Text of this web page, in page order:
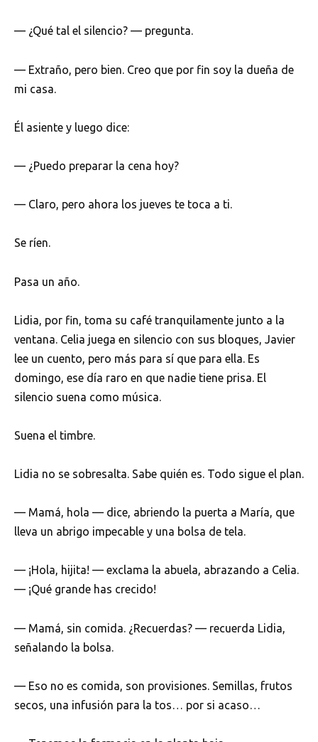
— ¿Qué tal el silencio? — pregunta.
— Extraño, pero bien. Creo que por fin soy la dueña de
mi casa.
Él asiente y luego dice:
— ¿Puedo preparar la cena hoy?
— Claro, pero ahora los jueves te toca a ti.
Se ríen.
Pasa un año.
Lidia, por fin, toma su café tranquilamente junto a la
ventana. Celia juega en silencio con sus bloques, Javier
lee un cuento, pero más para sí que para ella. Es
domingo, ese día raro en que nadie tiene prisa. El
silencio suena como música.
Suena el timbre.
Lidia no se sobresalta. Sabe quién es. Todo sigue el plan.
— Mamá, hola — dice, abriendo la puerta a María, que
lleva un abrigo impecable y una bolsa de tela.
— ¡Hola, hijita! — exclama la abuela, abrazando a Celia.
— ¡Qué grande has crecido!
— Mamá, sin comida. ¿Recuerdas? — recuerda Lidia,
señalando la bolsa.
— Eso no es comida, son provisiones. Semillas, frutos
secos, una infusión para la tos… por si acaso…